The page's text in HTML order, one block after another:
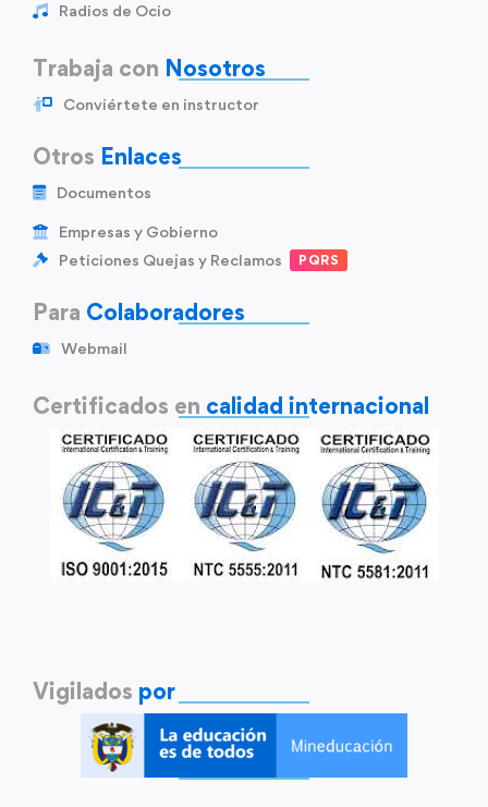
Radios de Ocio
Trabaja con Nosotros
Conviértete en instructor
Otros Enlaces
Documentos
Empresas y Gobierno
Peticiones Quejas y Reclamos
PQRS
Para Colaboradores
Webmail
Certificados en calidad internacional
Vigilados por